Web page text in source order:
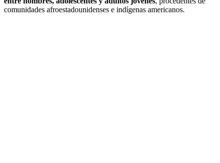
comunidades afroestadounidenses e indígenas americanos.